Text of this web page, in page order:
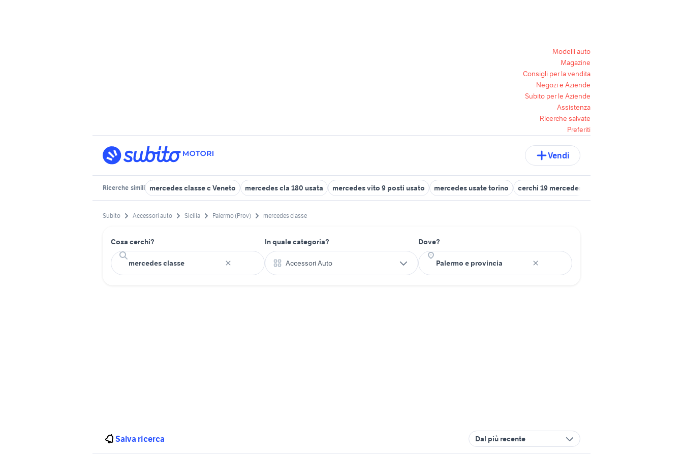
Modelli auto
Magazine
Consigli per la vendita
Negozi e Aziende
Subito per le Aziende
Assistenza
Ricerche salvate
Preferiti
Vendi
Ricerche simili mercedes classe c Veneto mercedes cla 180 usata mercedes vito 9 posti usato mercedes usate torino cerchi 19 mercedes
Subito Accessori auto Sicilia Palermo (Prov) mercedes classe
Cosa cerchi? In quale categoria?
Accessori Auto
Dove?
Salva ricerca Dal più recente